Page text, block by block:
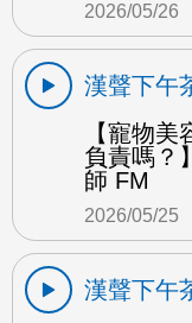
2026/05/26
漢聲下午
【寵物
負責嗎？
師 FM
2026/05/25
漢聲下午